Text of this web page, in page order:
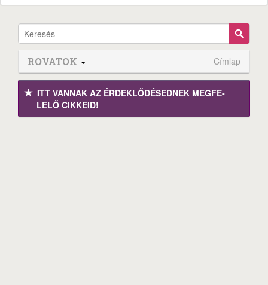
ROVATOK Címlap
ITT VANNAK AZ ÉRDEK­LŐDÉ­SEDNEK MEGFE­
LELŐ CIKKEID!